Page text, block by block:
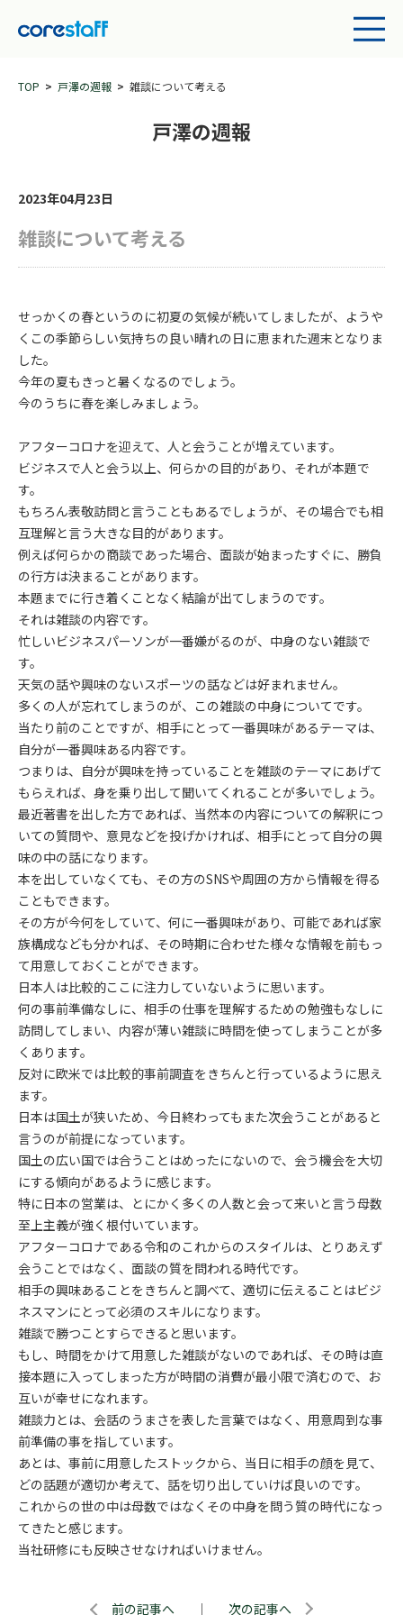
TOP 戸澤の週報 雑談について考える
戸澤の週報
2023年04月23日
雑談について考える
せっかくの春というのに初夏の気候が続いてしましたが、ようや
くこの季節らしい気持ちの良い晴れの日に恵まれた週末となりま
した。
今年の夏もきっと暑くなるのでしょう。
今のうちに春を楽しみましょう。
アフターコロナを迎えて、人と会うことが増えています。
ビジネスで人と会う以上、何らかの目的があり、それが本題で
す。
もちろん表敬訪問と言うこともあるでしょうが、その場合でも相
互理解と言う大きな目的があります。
例えば何らかの商談であった場合、面談が始まったすぐに、勝負
の行方は決まることがあります。
本題までに行き着くことなく結論が出てしまうのです。
それは雑談の内容です。
忙しいビジネスパーソンが一番嫌がるのが、中身のない雑談で
す。
天気の話や興味のないスポーツの話などは好まれません。
多くの人が忘れてしまうのが、この雑談の中身についてです。
当たり前のことですが、相手にとって一番興味があるテーマは、
自分が一番興味ある内容です。
つまりは、自分が興味を持っていることを雑談のテーマにあげて
もらえれば、身を乗り出して聞いてくれることが多いでしょう。
最近著書を出した方であれば、当然本の内容についての解釈につ
いての質問や、意見などを投げかければ、相手にとって自分の興
味の中の話になります。
本を出していなくても、その方のSNSや周囲の方から情報を得る
こともできます。
その方が今何をしていて、何に一番興味があり、可能であれば家
族構成なども分かれば、その時期に合わせた様々な情報を前もっ
て用意しておくことができます。
日本人は比較的ここに注力していないように思います。
何の事前準備なしに、相手の仕事を理解するための勉強もなしに
訪問してしまい、内容が薄い雑談に時間を使ってしまうことが多
くあります。
反対に欧米では比較的事前調査をきちんと行っているように思え
ます。
日本は国土が狭いため、今日終わってもまた次会うことがあると
言うのが前提になっています。
国土の広い国では合うことはめったにないので、会う機会を大切
にする傾向があるように感じます。
特に日本の営業は、とにかく多くの人数と会って来いと言う母数
至上主義が強く根付いています。
アフターコロナである令和のこれからのスタイルは、とりあえず
会うことではなく、面談の質を問われる時代です。
相手の興味あることをきちんと調べて、適切に伝えることはビジ
ネスマンにとって必須のスキルになります。
雑談で勝つことすらできると思います。
もし、時間をかけて用意した雑談がないのであれば、その時は直
接本題に入ってしまった方が時間の消費が最小限で済むので、お
互いが幸せになれます。
雑談力とは、会話のうまさを表した言葉ではなく、用意周到な事
前準備の事を指しています。
あとは、事前に用意したストックから、当日に相手の顔を見て、
どの話題が適切か考えて、話を切り出していけば良いのです。
これからの世の中は母数ではなくその中身を問う質の時代になっ
てきたと感じます。
当社研修にも反映させなければいけません。
前の記事へ ｜ 次の記事へ